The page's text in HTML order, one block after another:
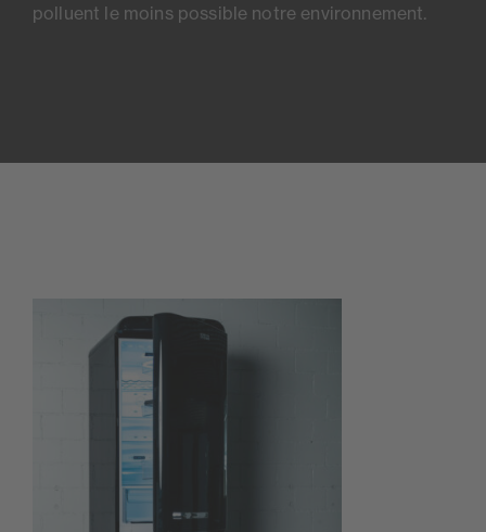
polluent le moins possible notre environnement.